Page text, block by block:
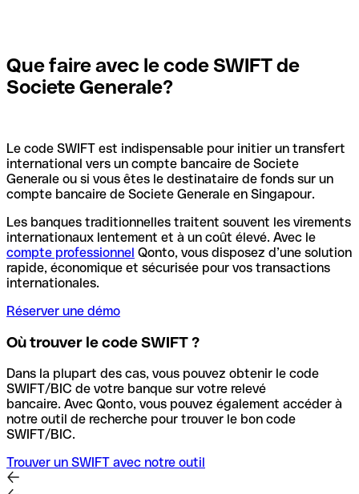
Que faire avec le code SWIFT de
Societe Generale?
Le code SWIFT est indispensable pour initier un transfert
international vers un compte bancaire de Societe
Generale ou si vous êtes le destinataire de fonds sur un
compte bancaire de Societe Generale en Singapour.
Les banques traditionnelles traitent souvent les virements
internationaux lentement et à un coût élevé. Avec le
compte professionnel Qonto, vous disposez d’une solution
rapide, économique et sécurisée pour vos transactions
internationales.
Réserver une démo
Où trouver le code SWIFT ?
Dans la plupart des cas, vous pouvez obtenir le code
SWIFT/BIC de votre banque sur votre relevé
bancaire. Avec Qonto, vous pouvez également accéder à
notre outil de recherche pour trouver le bon code
SWIFT/BIC.
Trouver un SWIFT avec notre outil